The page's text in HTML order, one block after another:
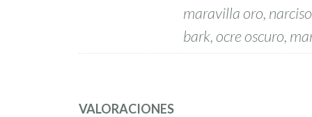
maravilla oro,
bark, ocre oscuro,
VALORACIONES